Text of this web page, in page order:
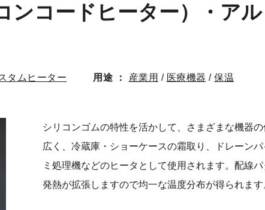
ンコードヒーター）・ア
タムヒーター 用途 産業用 / 医療機器 / 保温
シリコンゴムの特性を活かして、さまざまな機器
広く、冷蔵庫・ショーケースの霜取り、ドレーン
ミ処理機などのヒータとして使用されます。 配線
発熱が拡張しますので均一な温度分布が得られます